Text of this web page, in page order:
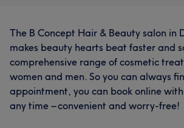
Was unsere Kunden über Miryam
Talentiert 18 Professionell 12
The B Concept Hair & Beauty salon in
makes beauty hearts beat faster and
comprehensive range of cosmetic
women and men. So you can always
appointment, you can book online
any time – convenient and worry-free!